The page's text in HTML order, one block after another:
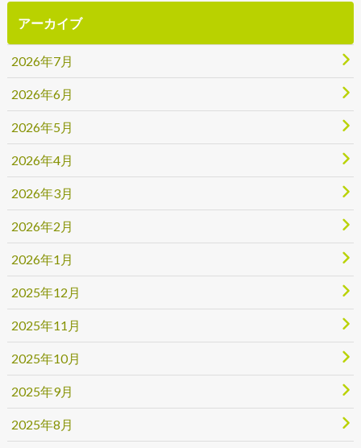
アーカイブ
2026年7月
2026年6月
2026年5月
2026年4月
2026年3月
2026年2月
2026年1月
2025年12月
2025年11月
2025年10月
2025年9月
2025年8月